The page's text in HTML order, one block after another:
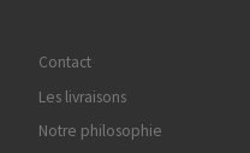
Contact
Les livraisons
Notre philosophie